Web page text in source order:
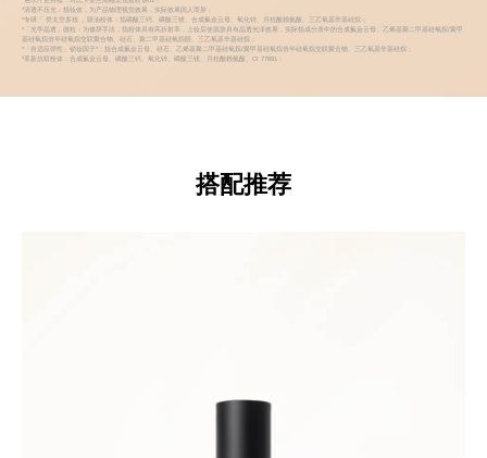
*清透不压光：指妆效，为产品物理视觉效果，实际效果因人而异；
*专研「 类太空多核 」吸油粉体：指磷酸三钙、磷酸三镁、合成氟金云母、氧化锌、月桂酰赖氨酸、三乙氧基辛基硅烷；
*「光学晶透」微粒：为修辞手法，指粉体具有高折射率，上妆后使肌肤具有晶透光泽效果，实际指成分表中的合成氟金云母、乙烯基聚二甲基硅氧烷/聚甲
基硅氧烷倍半硅氧烷交联聚合物、硅石、聚二甲基硅氧烷醇、三乙氧基辛基硅烷；
*「自适应弹性」锁妆因子*：指合成氟金云母、硅石、乙烯基聚二甲基硅氧烷/聚甲基硅氧烷倍半硅氧烷交联聚合物、三乙氧基辛基硅烷；
*革新抗暗粉体：合成氟金云母、磷酸三钙、氧化锌、磷酸三镁、月桂酰赖氨酸、CI 77891；
搭配推荐